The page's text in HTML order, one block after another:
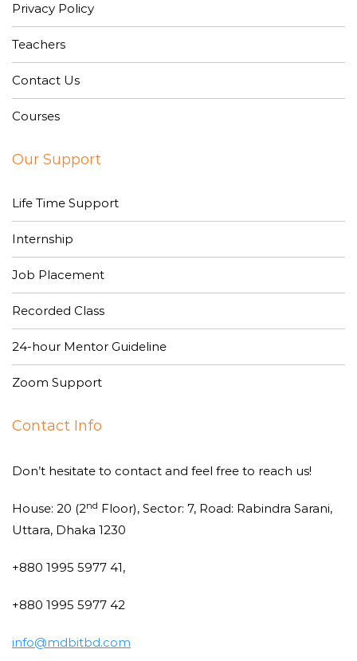
Privacy Policy
Teachers
Contact Us
Courses
Our Support
Life Time Support
Internship
Job Placement
Recorded Class
24-hour Mentor Guideline
Zoom Support
Contact Info
Don’t hesitate to contact and feel free to reach us!
House: 20 (2nd Floor), Sector: 7, Road: Rabindra Sarani,
Uttara, Dhaka 1230
+880 1995 5977 41,
+880 1995 5977 42
info@mdbitbd.com